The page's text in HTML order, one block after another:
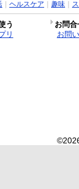
｜ ヘルスケア 趣味｜
う
お問
リ
お問